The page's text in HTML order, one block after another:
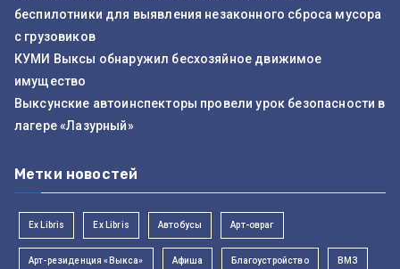
беспилотники для выявления незаконного сброса мусора
с грузовиков
КУМИ Выксы обнаружил бесхозяйное движимое
имущество
Выксунские автоинспекторы провели урок безопасности в
лагере «Лазурный»
Метки новостей
Ex Libris Ex Libris Автобусы Арт-овраг
Арт-резиденция «Выкса» Афиша Благоустройство ВМЗ